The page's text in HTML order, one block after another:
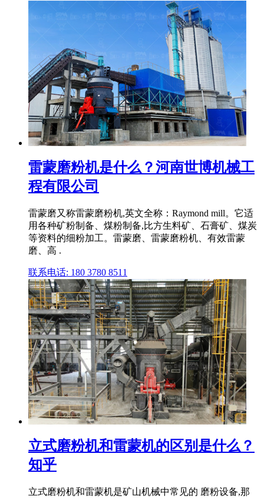
雷蒙磨粉机是什么？河南世博机械工
程有限公司
雷蒙磨又称雷蒙磨粉机,英文全称：Raymond mill。它适
用各种矿粉制备、煤粉制备,比方生料矿、石膏矿、煤炭
等资料的细粉加工。雷蒙磨、雷蒙磨粉机、有效雷蒙
磨、高 .
联系电话: 180 3780 8511
立式磨粉机和雷蒙机的区别是什么？
知乎
立式磨粉机和雷蒙机是矿山机械中常见的 磨粉设备,那